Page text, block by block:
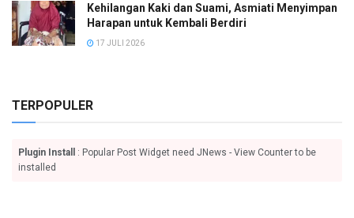
Kehilangan Kaki dan Suami, Asmiati Menyimpan
Harapan untuk Kembali Berdiri
17 JULI 2026
TERPOPULER
Plugin Install
: Popular Post Widget need JNews - View Counter to be
installed